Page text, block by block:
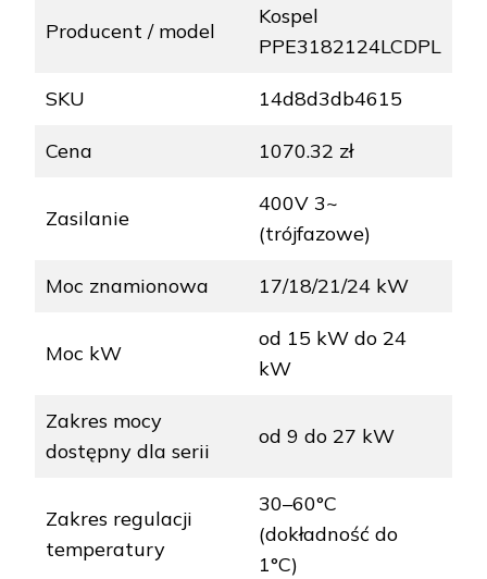
Producent / model
Kospel
PPE3182124LCDPL
SKU 14d8d3db4615
Cena 1070.32 zł
Zasilanie
400V 3~
(trójfazowe)
Moc znamionowa 17/18/21/24 kW
Moc kW
od 15 kW do 24
kW
Zakres mocy
dostępny dla serii
od 9 do 27 kW
Zakres regulacji
temperatury
30–60°C
(dokładność do
1°C)